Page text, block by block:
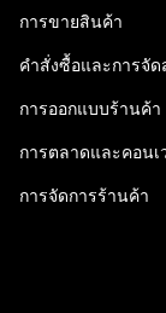
การขายสินค้า
คำสั่งซื้อและการจัด
การออกแบบร้านค้า
การตลาดและคอน
การจัดการร้านค้า